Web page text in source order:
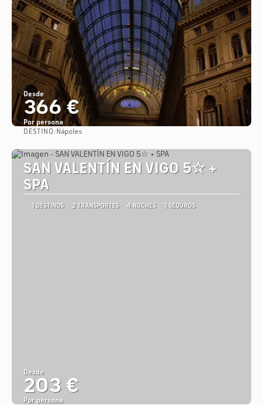
Desde
366 €
Por persona
DESTINO: Nápoles
SAN VALENTÍN EN VIGO 5☆ +
SPA
1 DESTINOS 2 TRANSPORTES 4 NOCHES 1 SEGUROS
Desde
203 €
Por persona